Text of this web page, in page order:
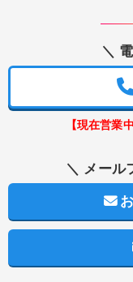
＼
【現在営業中
＼ メール